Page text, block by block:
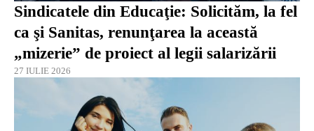
Sindicatele din Educaţie: Solicităm, la fel
ca şi Sanitas, renunţarea la această
„mizerie” de proiect al legii salarizării
27 IULIE 2026